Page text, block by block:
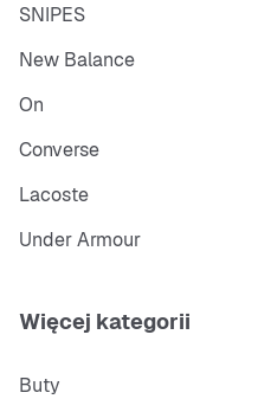
SNIPES
New Balance
On
Converse
Lacoste
Under Armour
Więcej kategorii
Buty